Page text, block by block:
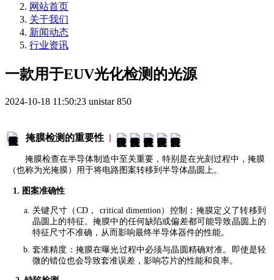
网站首页
关于我们
新闻动态
行业资讯
一款用于EUV光化检测的光源
2024-10-18 11:50:23 unistar 850
掩膜检测的重要性
掩膜检查在半导体制造中至关重要，特别是在光刻过程中，掩膜
（也称为光掩膜）用于将电路图案转移到半导体晶圆上。
1. 图案准确性
关键尺寸（CD， critical dimention）控制：掩膜定义了转移到
晶圆上的特征。掩膜中的任何缺陷或偏差都可能导致晶圆上的
特征尺寸不准确，从而影响最终半导体器件的性能。
套准精度：掩膜在曝光过程中必须与晶圆精确对准。即使是轻
微的错位也会导致套准误差，影响芯片的性能和良率。